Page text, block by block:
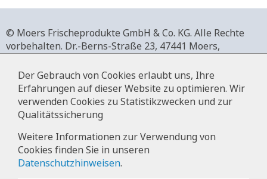
© Moers Frischeprodukte GmbH & Co. KG. Alle Rechte
vorbehalten. Dr.-Berns-Straße 23, 47441 Moers,
+49 2841 911-0,www.moers-frischeprodukte.de
Impressum
Datenschutz
Der Gebrauch von Cookies erlaubt uns, Ihre
Erfahrungen auf dieser Website zu optimieren. Wir
verwenden Cookies zu Statistikzwecken und zur
Qualitätssicherung
Weitere Informationen zur Verwendung von
Cookies finden Sie in unseren
Datenschutzhinweisen.